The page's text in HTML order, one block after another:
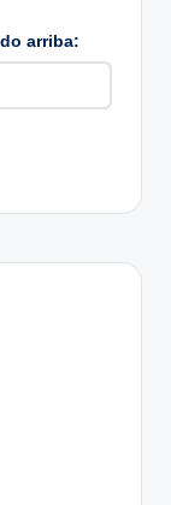
arriba: